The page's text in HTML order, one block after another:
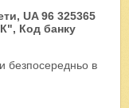
UA 96 325365
Код банку
безпосередньо в